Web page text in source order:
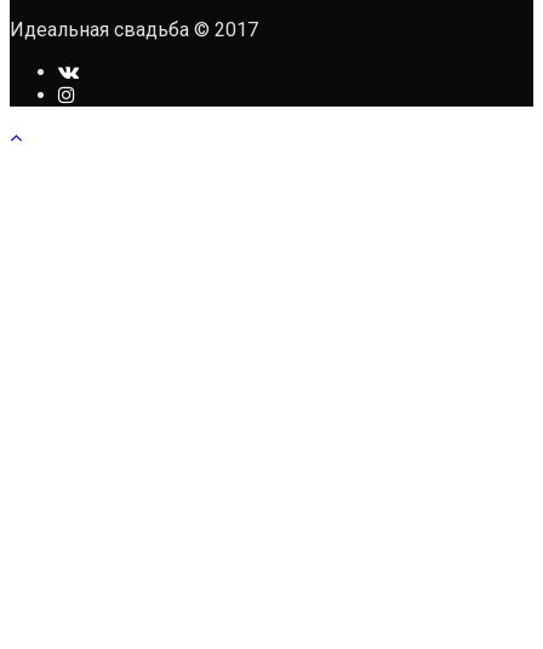
Идеальная свадьба © 2017